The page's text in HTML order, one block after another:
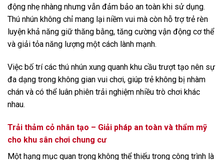
động nhẹ nhàng nhưng vẫn đảm bảo an toàn khi sử dụng.
Thú nhún không chỉ mang lại niềm vui mà còn hỗ trợ trẻ rèn
luyện khả năng giữ thăng bằng, tăng cường vận động cơ thể
và giải tỏa năng lượng một cách lành mạnh.
Việc bố trí các thú nhún xung quanh khu cầu trượt tạo nên sự
đa dạng trong không gian vui chơi, giúp trẻ không bị nhàm
chán và có thể luân phiên trải nghiệm nhiều trò chơi khác
nhau.
Trải thảm cỏ nhân tạo – Giải pháp an toàn và thẩm mỹ
cho khu sân chơi chung cư
Một hạng mục quan trọng không thể thiếu trong công trình là